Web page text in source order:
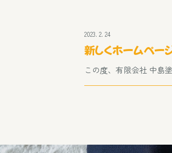
2023. 2. 24
新しくホームペー
この度、有限会社 中島